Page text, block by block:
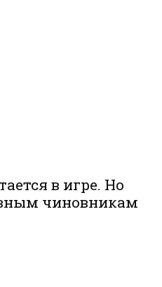
в игре. Но
чиновникам